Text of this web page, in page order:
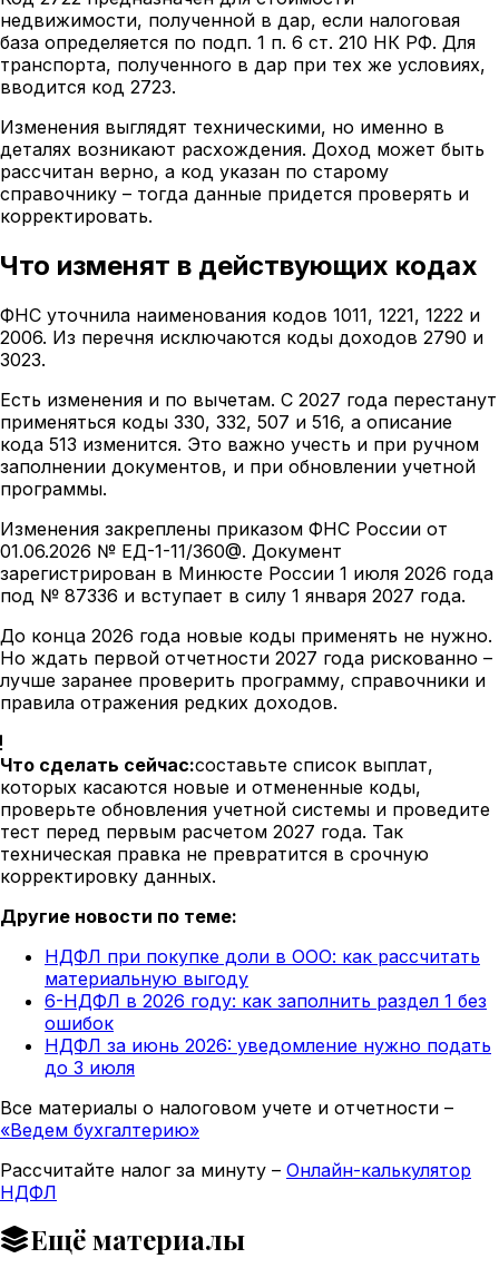
недвижимости, полученной в дар, если налоговая
база определяется по подп. 1 п. 6 ст. 210 НК РФ. Для
транспорта, полученного в дар при тех же условиях,
вводится код 2723.
Изменения выглядят техническими, но именно в
деталях возникают расхождения. Доход может быть
рассчитан верно, а код указан по старому
справочнику – тогда данные придется проверять и
корректировать.
Что изменят в действующих кодах
ФНС уточнила наименования кодов 1011, 1221, 1222 и
2006. Из перечня исключаются коды доходов 2790 и
3023.
Есть изменения и по вычетам. С 2027 года перестанут
применяться коды 330, 332, 507 и 516, а описание
кода 513 изменится. Это важно учесть и при ручном
заполнении документов, и при обновлении учетной
программы.
Изменения закреплены приказом ФНС России от
01.06.2026 № ЕД-1-11/360@. Документ
зарегистрирован в Минюсте России 1 июля 2026 года
под № 87336 и вступает в силу 1 января 2027 года.
До конца 2026 года новые коды применять не нужно.
Но ждать первой отчетности 2027 года рискованно –
лучше заранее проверить программу, справочники и
правила отражения редких доходов.
Что сделать сейчас:составьте список выплат,
которых касаются новые и отмененные коды,
проверьте обновления учетной системы и проведите
тест перед первым расчетом 2027 года. Так
техническая правка не превратится в срочную
корректировку данных.
Другие новости по теме:
НДФЛ при покупке доли в ООО: как рассчитать
материальную выгоду
6-НДФЛ в 2026 году: как заполнить раздел 1 без
ошибок
НДФЛ за июнь 2026: уведомление нужно подать
до 3 июля
Все материалы о налоговом учете и отчетности –
«Ведем бухгалтерию»
Рассчитайте налог за минуту – Онлайн-калькулятор
НДФЛ
Ещё материалы